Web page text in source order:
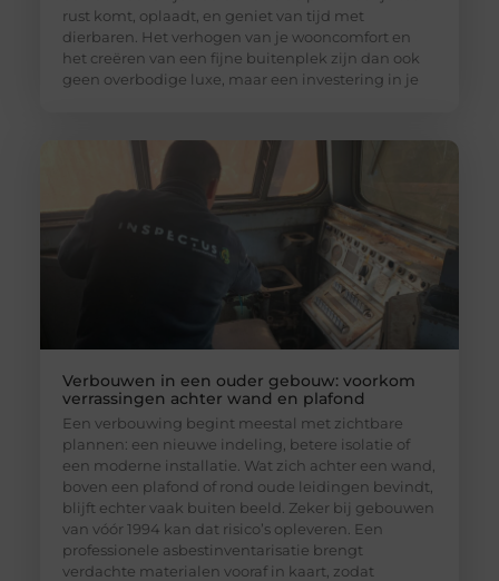
rust komt, oplaadt, en geniet van tijd met
dierbaren. Het verhogen van je wooncomfort en
het creëren van een fijne buitenplek zijn dan ook
geen overbodige luxe, maar een investering in je
Verbouwen in een ouder gebouw: voorkom
verrassingen achter wand en plafond
Een verbouwing begint meestal met zichtbare
plannen: een nieuwe indeling, betere isolatie of
een moderne installatie. Wat zich achter een wand,
boven een plafond of rond oude leidingen bevindt,
blijft echter vaak buiten beeld. Zeker bij gebouwen
van vóór 1994 kan dat risico’s opleveren. Een
professionele asbestinventarisatie brengt
verdachte materialen vooraf in kaart, zodat